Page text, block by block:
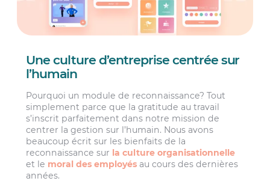
Une culture d’entreprise centrée sur
l’humain
Pourquoi un module de reconnaissance? Tout
simplement parce que la gratitude au travail
s’inscrit parfaitement dans notre mission de
centrer la gestion sur l’humain. Nous avons
beaucoup écrit sur les bienfaits de la
reconnaissance sur la culture organisationnelle
et le moral des employés au cours des dernières
années.